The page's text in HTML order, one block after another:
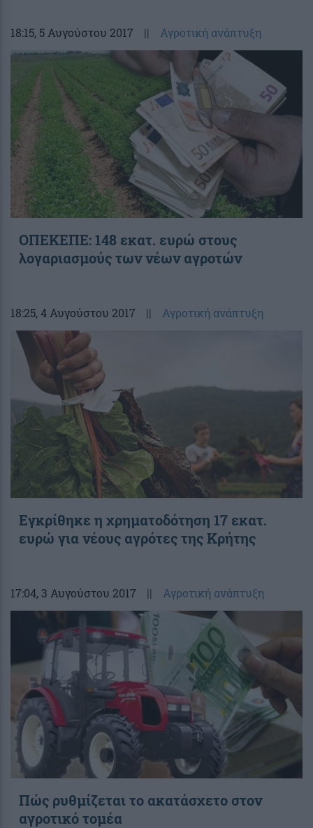
18:15, 5 Αυγούστου 2017 || Αγροτική ανάπτυξη
ΟΠΕΚΕΠΕ: 148 εκατ. ευρώ στους
λογαριασμούς των νέων αγροτών
18:25, 4 Αυγούστου 2017 || Αγροτική ανάπτυξη
Εγκρίθηκε η χρηματοδότηση 17 εκατ.
ευρώ για νέους αγρότες της Κρήτης
17:04, 3 Αυγούστου 2017 || Αγροτική ανάπτυξη
Πώς ρυθμίζεται το ακατάσχετο στον
αγροτικό τομέα